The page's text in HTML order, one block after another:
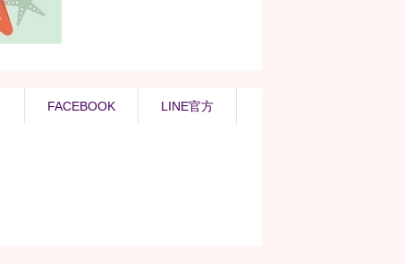
FACEBOOK LINE官方